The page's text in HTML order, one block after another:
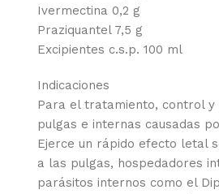
Ivermectina 0,2 g
Praziquantel 7,5 g
Excipientes c.s.p. 100 ml
Indicaciones
Para el tratamiento, control
pulgas e internas causadas
Ejerce un rápido efecto letal
a las pulgas, hospedadores
parásitos internos como el